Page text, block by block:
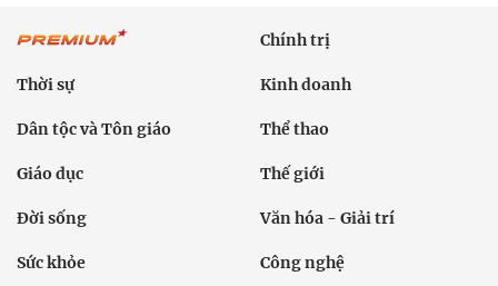
Chính trị
Thời sự Kinh doanh
Dân tộc và Tôn giáo Thể thao
Giáo dục Thế giới
Đời sống Văn hóa - Giải trí
Sức khỏe Công nghệ